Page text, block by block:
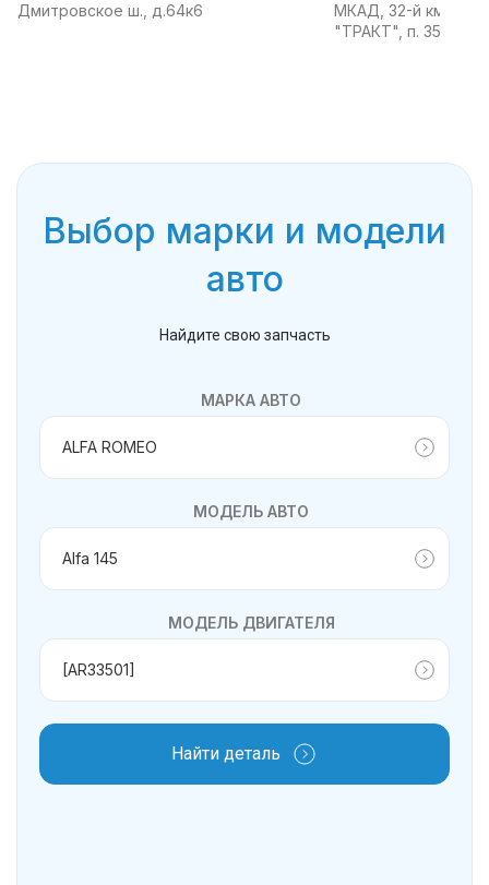
Дмитровское ш., д.64к6
МКАД, 32-й км, АТК
"ТРАКТ", п. 35
Выбор марки и модели
авто
Найдите свою запчасть
МАРКА АВТО
МОДЕЛЬ АВТО
МОДЕЛЬ ДВИГАТЕЛЯ
Найти деталь